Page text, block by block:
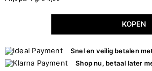
KOPEN
Snel en veilig betalen
Shop nu, betaal later